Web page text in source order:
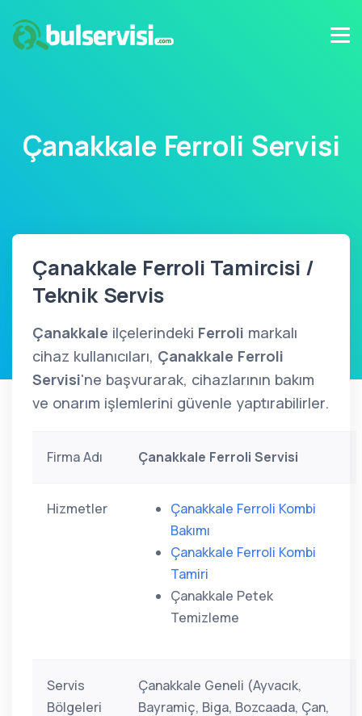
Çanakkale Ferroli Servisi
Çanakkale Ferroli Tamircisi /
Teknik Servis
Çanakkale ilçelerindeki Ferroli markalı
cihaz kullanıcıları, Çanakkale Ferroli
Servisi'ne başvurarak, cihazlarının bakım
ve onarım işlemlerini güvenle yaptırabilirler.
Firma Adı Çanakkale Ferroli Servisi
Hizmetler
Çanakkale Ferroli Kombi
Bakımı
Çanakkale Ferroli Kombi
Tamiri
Çanakkale Petek
Temizleme
Servis
Bölgeleri
Çanakkale Geneli (Ayvacık,
Bayramiç, Biga, Bozcaada, Çan,